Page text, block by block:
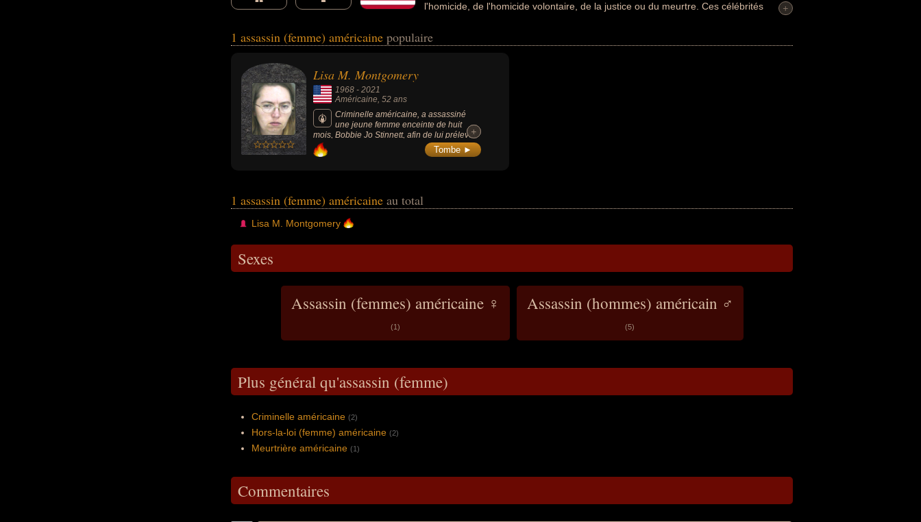
l'homicide, de l'homicide volontaire, de la justice ou du meurtre. Ces célébrités
+
1 assassin (femme) américaine populaire
Lisa M. Montgomery
1968 - 2021
Américaine, 52 ans
Criminelle américaine, a assassiné
une jeune femme enceinte de huit
mois, Bobbie Jo Stinnett, afin de lui prélever
son fœtus. Son exécution est la première
exécution d'une femme par les autorités
+
+
Tombe ►
1 assassin (femme) américaine au total
Lisa M. Montgomery
Sexes
Assassin (femmes) américaine ♀
(1)
Assassin (hommes) américain ♂
(5)
Plus général qu'assassin (femme)
Criminelle américaine (2)
Hors-la-loi (femme) américaine (2)
Meurtrière américaine (1)
Commentaires